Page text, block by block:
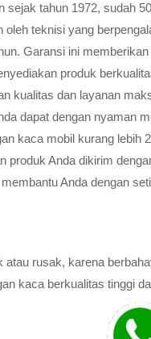
tahun 1972, sudah
oleh teknisi yang
Garansi ini
produk
kualitas dan layanan
dapat dengan nyaman
kaca mobil kurang lebih
produk Anda dikirim
Anda dengan
rusak, karena
kaca berkualitas tinggi